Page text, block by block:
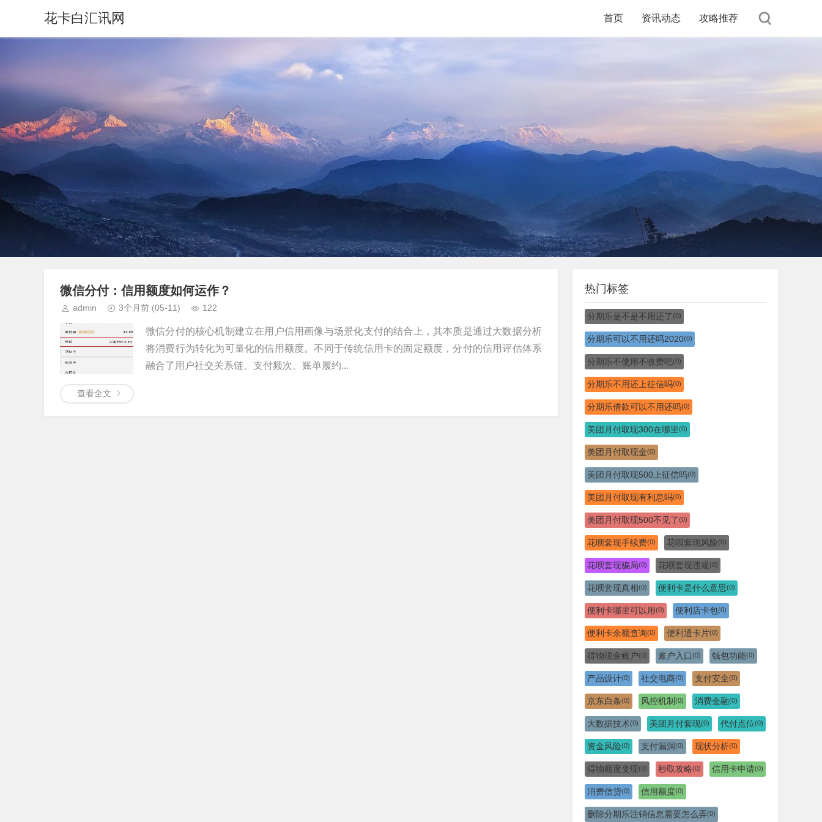
花卡白汇讯网 首页 资讯动态 攻略推荐
微信分付：信用额度如何运作？
admin 3个月前 (05-11) 122
微信分付的核心机制建立在用户信用画像与场景化支付的结合上，其本质是通过大数据分析
将消费行为转化为可量化的信用额度。不同于传统信用卡的固定额度，分付的信用评估体系
融合了用户社交关系链、支付频次、账单履约...
查看全文
热门标签
分期乐是不是不用还了 (0)
分期乐可以不用还吗2020(0)
分期乐不使用不收费吧(0)
分期乐不用还上征信吗(0)
分期乐借款可以不用还吗(0)
美团月付取现300在哪里(0)
美团月付取现金(0)
美团月付取现500上征信吗(0)
美团月付取现有利息吗(0)
美团月付取现500不见了(0)
花呗套现手续费(0) 花呗套现风险(0)
花呗套现骗局(0) 花呗套现违规(0)
花呗套现真相(0) 便利卡是什么意思(0)
便利卡哪里可以用(0) 便利店卡包(0)
便利卡余额查询(0) 便利通卡片(0)
得物现金账户(0) 账户入口(0) 钱包功能(0)
产品设计(0) 社交电商(0) 支付安全(0)
京东白条(0) 风控机制 (0) 消费金融(0)
大数据技术(0) 美团月付套现(0) 代付点位(0)
资金风险(0) 支付漏洞(0) 现状分析(0)
得物额度变现(0) 秒取攻略(0) 信用卡申请(0)
消费信贷(0) 信用额度(0)
删除分期乐注销信息需要怎么弄(0)